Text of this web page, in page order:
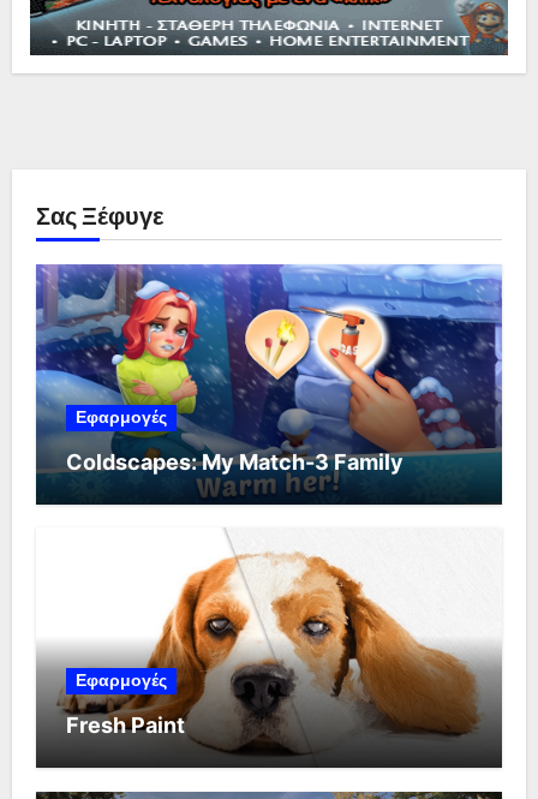
Σας Ξέφυγε
Εφαρμογές
Coldscapes: My Match-3 Family
Εφαρμογές
Fresh Paint